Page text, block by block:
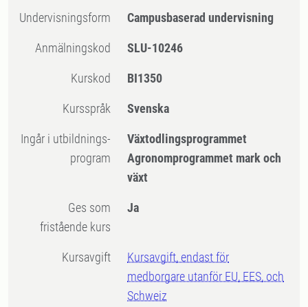
Undervisningsform Campusbaserad undervisning
Anmälningskod SLU-10246
Kurskod BI1350
Kursspråk Svenska
Ingår i utbildnings-
program
Växtodlingsprogrammet
Agronomprogrammet mark och
växt
Ges som
fristående kurs
Ja
Kursavgift
Kursavgift, endast för
medborgare utanför EU, EES, och
Schweiz